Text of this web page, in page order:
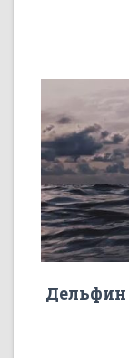
Дельфин